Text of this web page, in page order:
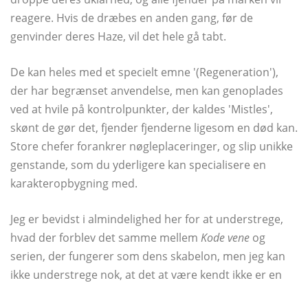
reagere. Hvis de dræbes en anden gang, før de
genvinder deres Haze, vil det hele gå tabt.
De kan heles med et specielt emne '(Regeneration'),
der har begrænset anvendelse, men kan genoplades
ved at hvile på kontrolpunkter, der kaldes 'Mistles',
skønt de gør det, fjender fjenderne ligesom en død kan.
Store chefer forankrer nøgleplaceringer, og slip unikke
genstande, som du yderligere kan specialisere en
karakteropbygning med.
Jeg er bevidst i almindelighed her for at understrege,
hvad der forblev det samme mellem Kode vene og
serien, der fungerer som dens skabelon, men jeg kan
ikke understrege nok, at det at være kendt ikke er en